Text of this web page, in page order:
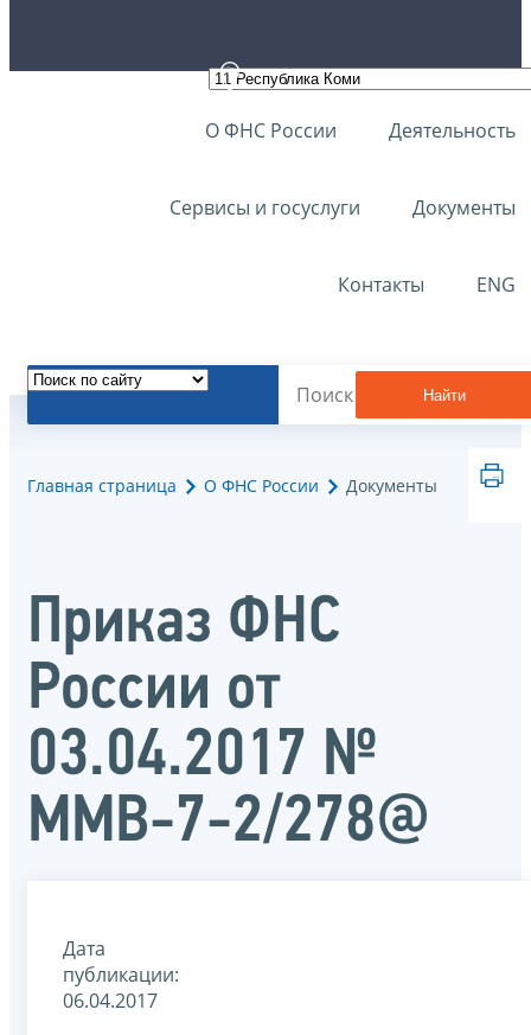
О ФНС России Деятельность
Сервисы и госуслуги Документы
Контакты ENG
Найти
Главная страница О ФНС России Документы
Приказ ФНС
России от
03.04.2017 №
ММВ-7-2/278@
Дата
публикации:
06.04.2017